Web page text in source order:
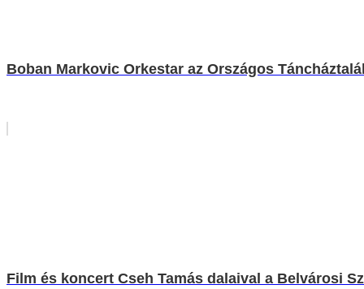
Boban Markovic Orkestar az Országos
Film és koncert Cseh Tamás dalaival a Belvárosi